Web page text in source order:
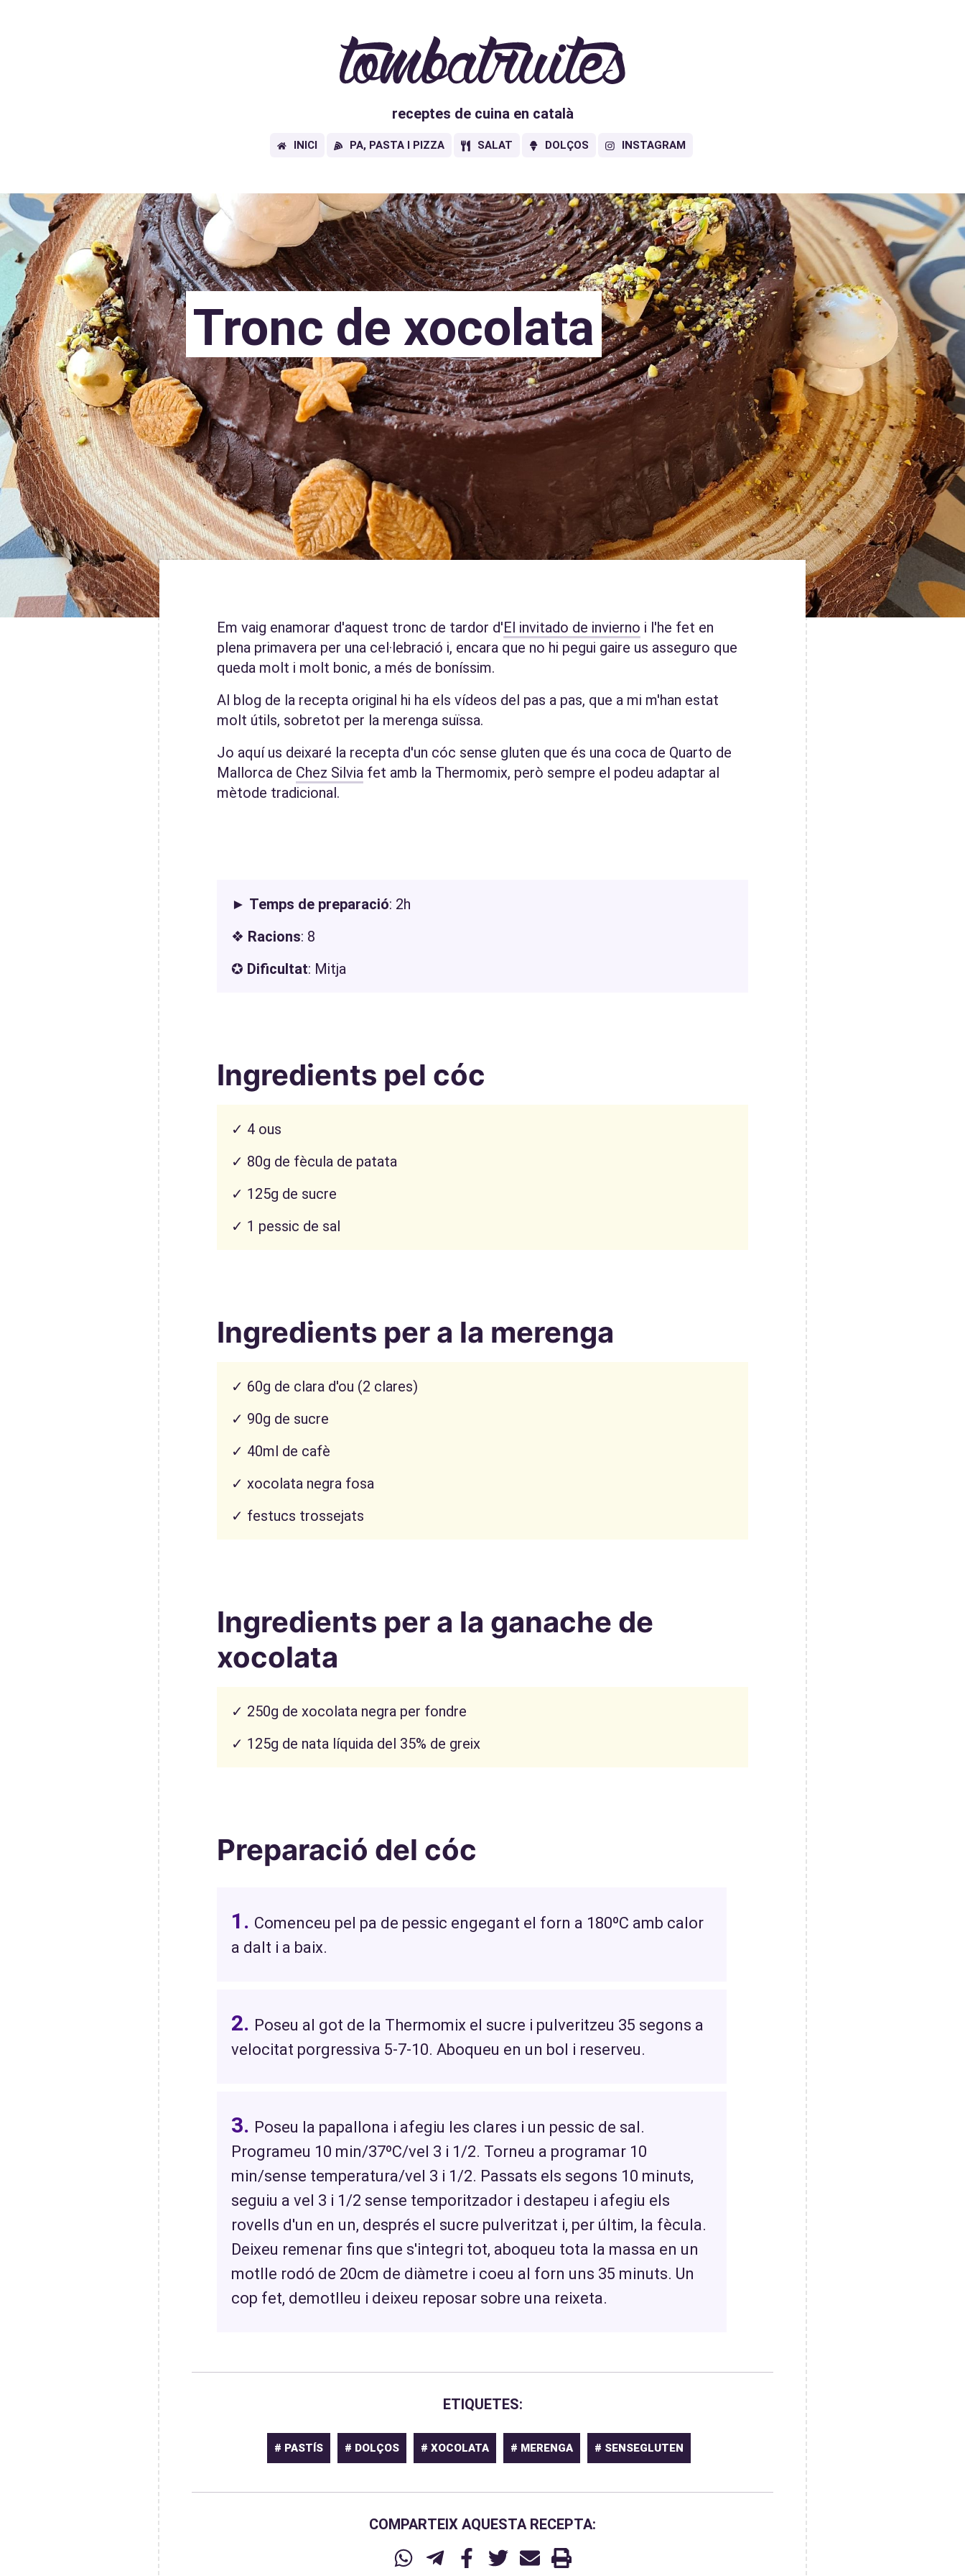
receptes de cuina en català
INICI PA, PASTA I PIZZA SALAT DOLÇOS INSTAGRAM
Tronc de xocolata
Em vaig enamorar d'aquest tronc de tardor d'El invitado de invierno i l'he fet en
plena primavera per una cel·lebració i, encara que no hi pegui gaire us asseguro que
queda molt i molt bonic, a més de boníssim.
Al blog de la recepta original hi ha els vídeos del pas a pas, que a mi m'han estat
molt útils, sobretot per la merenga suïssa.
Jo aquí us deixaré la recepta d'un cóc sense gluten que és una coca de Quarto de
Mallorca de Chez Silvia fet amb la Thermomix, però sempre el podeu adaptar al
mètode tradicional.
► Temps de preparació: 2h
❖ Racions: 8
✪ Dificultat: Mitja
Ingredients pel cóc
✓ 4 ous
✓ 80g de fècula de patata
✓ 125g de sucre
✓ 1 pessic de sal
Ingredients per a la merenga
✓ 60g de clara d'ou (2 clares)
✓ 90g de sucre
✓ 40ml de cafè
✓ xocolata negra fosa
✓ festucs trossejats
Ingredients per a la ganache de
xocolata
✓ 250g de xocolata negra per fondre
✓ 125g de nata líquida del 35% de greix
Preparació del cóc
Comenceu pel pa de pessic engegant el forn a 180ºC amb calor
a dalt i a baix.
Poseu al got de la Thermomix el sucre i pulveritzeu 35 segons a
velocitat porgressiva 5-7-10. Aboqueu en un bol i reserveu.
Poseu la papallona i afegiu les clares i un pessic de sal.
Programeu 10 min/37ºC/vel 3 i 1/2. Torneu a programar 10
min/sense temperatura/vel 3 i 1/2. Passats els segons 10 minuts,
seguiu a vel 3 i 1/2 sense temporitzador i destapeu i afegiu els
rovells d'un en un, després el sucre pulveritzat i, per últim, la fècula.
Deixeu remenar fins que s'integri tot, aboqueu tota la massa en un
motlle rodó de 20cm de diàmetre i coeu al forn uns 35 minuts. Un
cop fet, demotlleu i deixeu reposar sobre una reixeta.
ETIQUETES:
# PASTÍS # DOLÇOS # XOCOLATA # MERENGA # SENSEGLUTEN
COMPARTEIX AQUESTA RECEPTA: